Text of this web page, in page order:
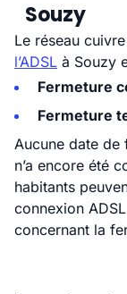
Souzy
Le réseau
l’ADSL à Souzy
Fermeture
Fermeture
Aucune date de
n’a encore été
habitants
connexion
concernant la